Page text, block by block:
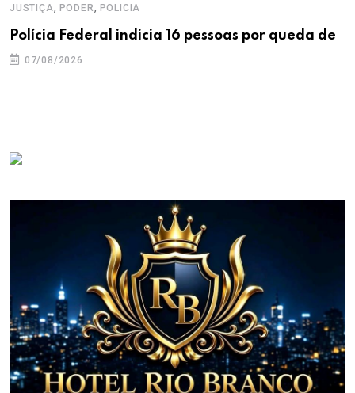
JUSTIÇA, PODER, POLICIA
Polícia Federal indicia 16 pessoas por queda de
07/08/2026